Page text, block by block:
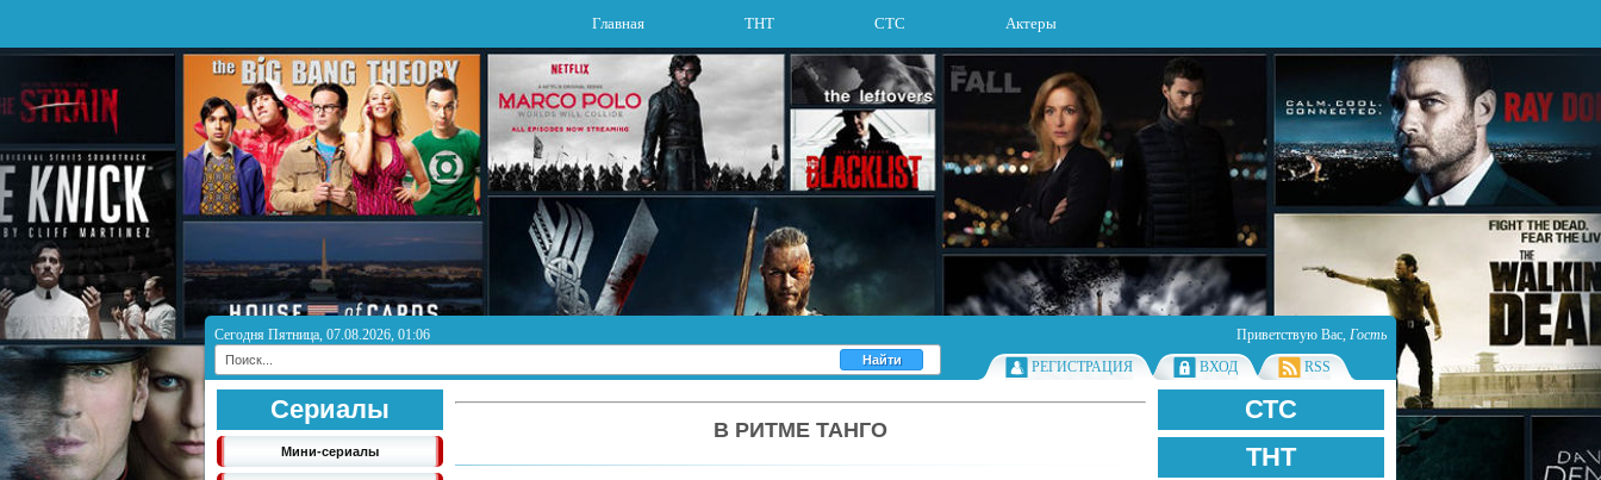
Главная ТНТ СТС Актеры
Сегодня Пятница, 07.08.2026, 01:06 Приветствую Вас, Гость
РЕГИСТРАЦИЯ
ВХОД RSS
Сериалы
Мини-сериалы
СТС
ТНТ
В РИТМЕ ТАНГО